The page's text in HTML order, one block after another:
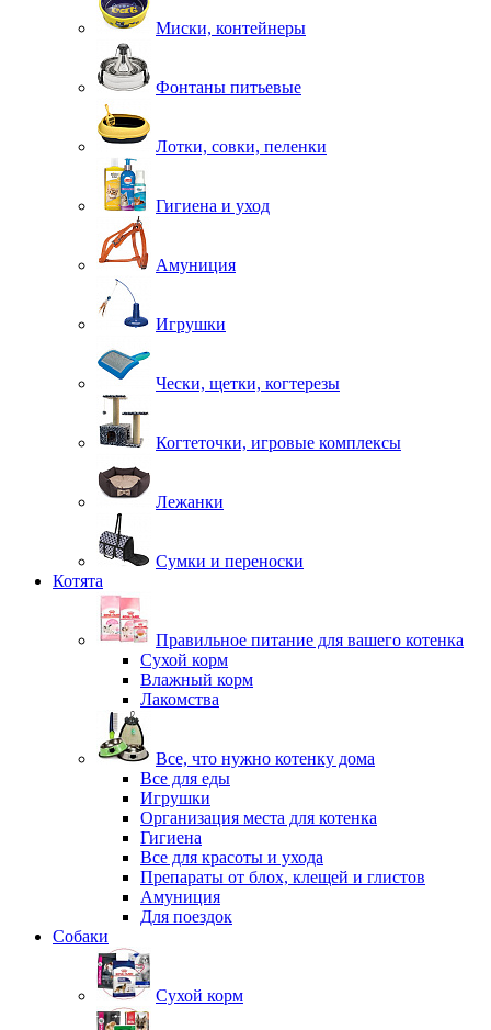
Миски, контейнеры
Фонтаны питьевые
Лотки, совки, пеленки
Гигиена и уход
Амуниция
Игрушки
Чески, щетки, когтерезы
Когтеточки, игровые комплексы
Лежанки
Сумки и переноски
Котята
Правильное питание для вашего котенка
Сухой корм
Влажный корм
Лакомства
Все, что нужно котенку дома
Все для еды
Игрушки
Организация места для котенка
Гигиена
Все для красоты и ухода
Препараты от блох, клещей и глистов
Амуниция
Для поездок
Собаки
Сухой корм